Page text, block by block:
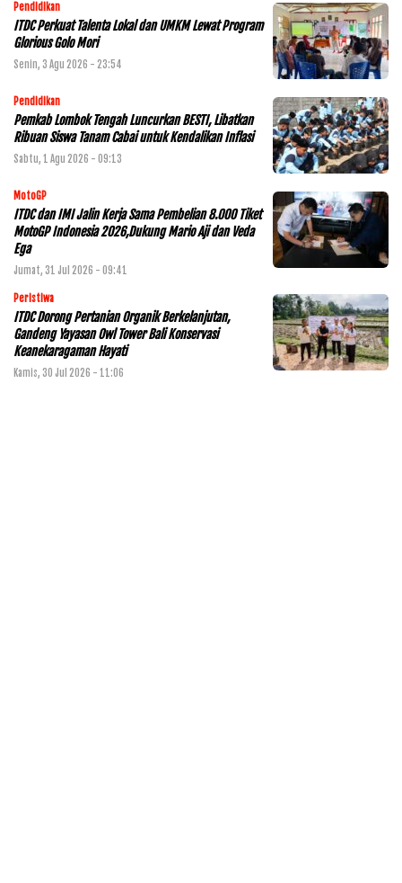
Pendidikan
ITDC Perkuat Talenta Lokal dan UMKM Lewat Program
Glorious Golo Mori
Senin, 3 Agu 2026 - 23:54
Pendidikan
Pemkab Lombok Tengah Luncurkan BESTI, Libatkan
Ribuan Siswa Tanam Cabai untuk Kendalikan Inflasi
Sabtu, 1 Agu 2026 - 09:13
MotoGP
ITDC dan IMI Jalin Kerja Sama Pembelian 8.000 Tiket
MotoGP Indonesia 2026,Dukung Mario Aji dan Veda
Ega
Jumat, 31 Jul 2026 - 09:41
Peristiwa
ITDC Dorong Pertanian Organik Berkelanjutan,
Gandeng Yayasan Owl Tower Bali Konservasi
Keanekaragaman Hayati
Kamis, 30 Jul 2026 - 11:06